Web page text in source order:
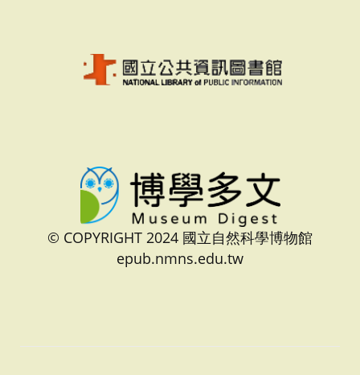
© COPYRIGHT 2024 國立自然科學博物館
epub.nmns.edu.tw